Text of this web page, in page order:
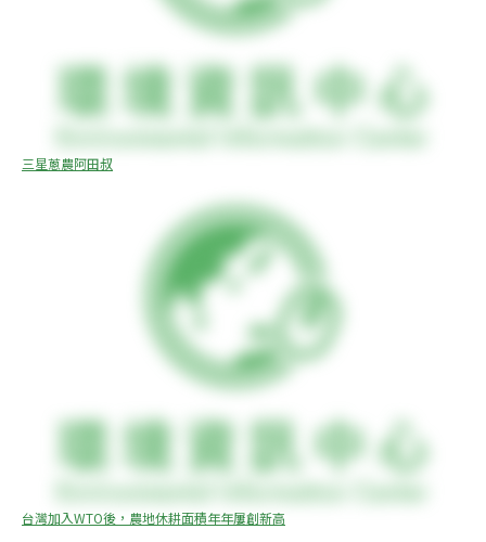
三星蔥農阿田叔
台灣加入WTO後，農地休耕面積年年屢創新高